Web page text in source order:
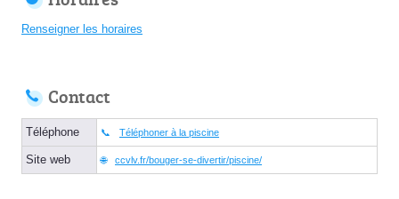
Renseigner les horaires
Contact
Téléphone Téléphoner à la piscine
Site web ccvlv.fr/bouger-se-divertir/piscine/